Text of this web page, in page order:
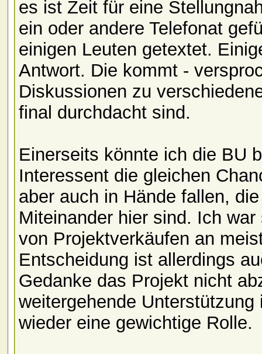
es ist Zeit für eine
ein oder andere Telefonat
einigen Leuten getextet.
Antwort. Die kommt -
Diskussionen zu
final durchdacht sind.
Einerseits könnte ich die BU
Interessent die gleichen
aber auch in Hände fallen,
Miteinander hier sind. Ich
von Projektverkäufen an
Entscheidung ist allerdings
Gedanke das Projekt nicht
weitergehende
wieder eine gewichtige Rolle.